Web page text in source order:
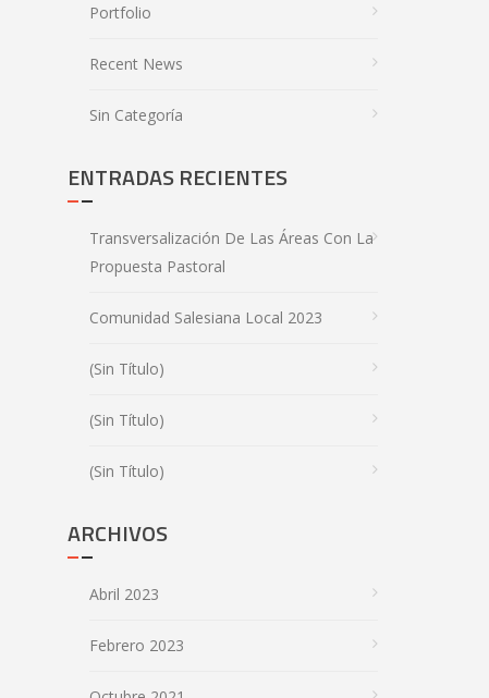
Portfolio
Recent News
Sin Categoría
ENTRADAS RECIENTES
Transversalización De Las Áreas Con La
Propuesta Pastoral
Comunidad Salesiana Local 2023
(sin Título)
(sin Título)
(sin Título)
ARCHIVOS
Abril 2023
Febrero 2023